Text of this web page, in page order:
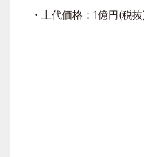
・上代価格：1億円(税